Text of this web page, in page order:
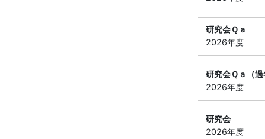
研究会Ｑａ
2026年度
研究会Ｑａ（
2026年度
研究会
2026年度